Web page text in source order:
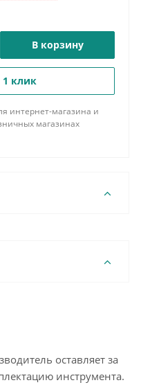
В корзину
1 клик
интернет-магазина и
магазинах
оставляет за
инструмента.